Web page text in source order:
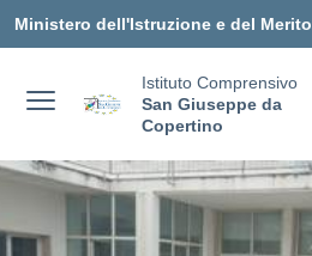
Ministero dell'Istruzione e del Merito
Istituto Comprensivo
San Giuseppe da
Copertino